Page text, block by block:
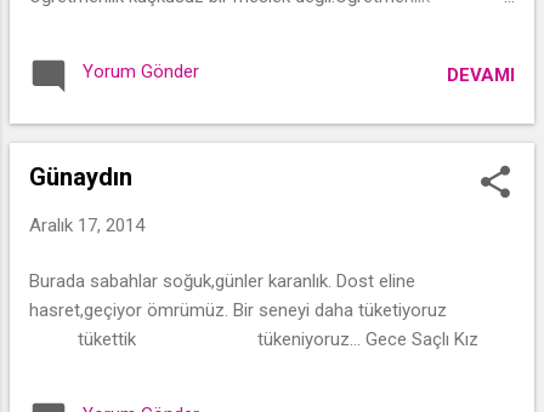
sonra bile gülümseyerek andığım öğretmenlerime selam
olsun.Yıllar sonra nefretle andıklarımın kulakları birazdan
Yorum Gönder DEVAMI
Günaydın
Aralık 17, 2014
Burada sabahlar soğuk,günler karanlık. Dost eline
hasret,geçiyor ömrümüz. Bir seneyi daha tüketiyoruz
tükettik tükeniyoruz... Gece Saçlı Kız